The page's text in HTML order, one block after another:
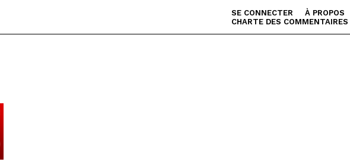
SE CONNECTER
À PROPOS
CHARTE DES COMMENTAIRES